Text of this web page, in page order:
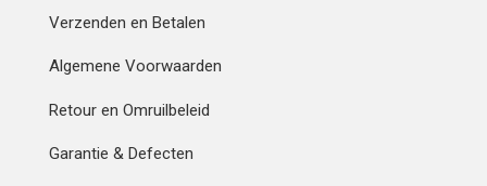
Verzenden en Betalen
Algemene Voorwaarden
Retour en Omruilbeleid
Garantie & Defecten